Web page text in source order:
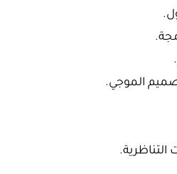
الموجي.
التناظرية.